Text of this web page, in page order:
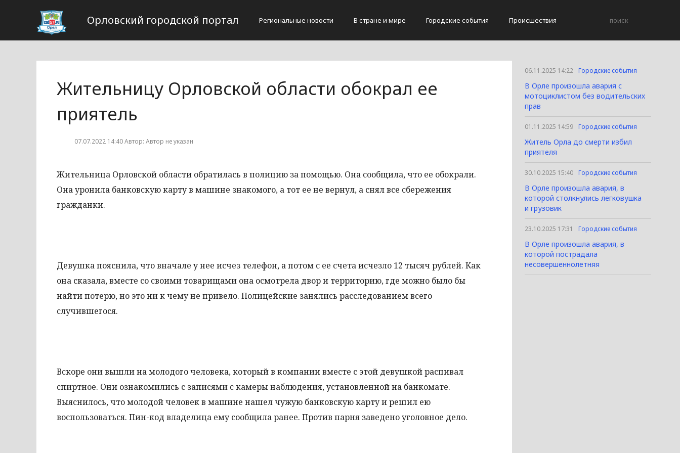
Орловский городской портал Региональные новости В стране и мире Городские события Происшествия
Жительницу Орловской области обокрал ее
приятель
07.07.2022 14:40 Автор: Автор не указан
Жительница Орловской области обратилась в полицию за помощью. Она сообщила, что ее обокрали.
Она уронила банковскую карту в машине знакомого, а тот ее не вернул, а снял все сбережения
гражданки.
Девушка пояснила, что вначале у нее исчез телефон, а потом с ее счета исчезло 12 тысяч рублей. Как
она сказала, вместе со своими товарищами она осмотрела двор и территорию, где можно было бы
найти потерю, но это ни к чему не привело. Полицейские занялись расследованием всего
случившегося.
Вскоре они вышли на молодого человека, который в компании вместе с этой девушкой распивал
спиртное. Они ознакомились с записями с камеры наблюдения, установленной на банкомате.
Выяснилось, что молодой человек в машине нашел чужую банковскую карту и решил ею
воспользоваться. Пин-код владелица ему сообщила ранее. Против парня заведено уголовное дело.
06.11.2025 14:22 Городские события
В Орле произошла авария с
мотоциклистом без водительских
прав
01.11.2025 14:59 Городские события
Житель Орла до смерти избил
приятеля
30.10.2025 15:40 Городские события
В Орле произошла авария, в
которой столкнулись легковушка
и грузовик
23.10.2025 17:31 Городские события
В Орле произошла авария, в
которой пострадала
несовершеннолетняя